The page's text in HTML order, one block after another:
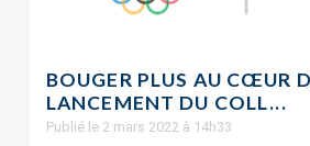
BOUGER PLUS AU CŒUR
LANCEMENT DU COLL...
Publié le 2 mars 2022 à 14h33